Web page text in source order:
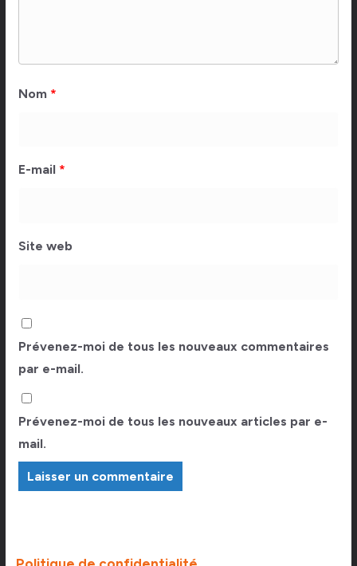
Nom *
E-mail *
Site web
Prévenez-moi de tous les nouveaux commentaires
par e-mail.
Prévenez-moi de tous les nouveaux articles par e-
mail.